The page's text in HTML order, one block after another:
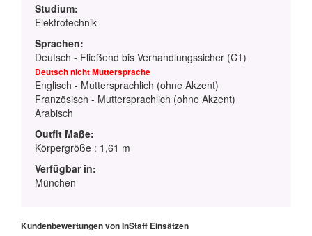
Studium:
Elektrotechnik
Sprachen:
Deutsch - Fließend bis Verhandlungssicher (C1)
Deutsch nicht Muttersprache
Englisch - Muttersprachlich (ohne Akzent)
Französisch - Muttersprachlich (ohne Akzent)
Arabisch
Outfit Maße:
Körpergröße : 1,61 m
Verfügbar in:
München
Kundenbewertungen von InStaff Einsätzen